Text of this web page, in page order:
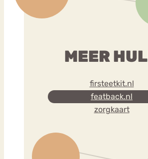
MEER
firsteetkit.nl
featback.nl
zorgkaart